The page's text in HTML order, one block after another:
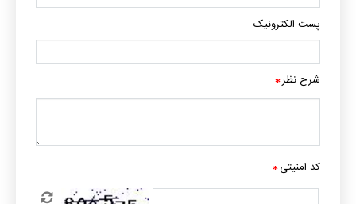
پست الکترونیک
شرح نظر*
کد امنیتی *